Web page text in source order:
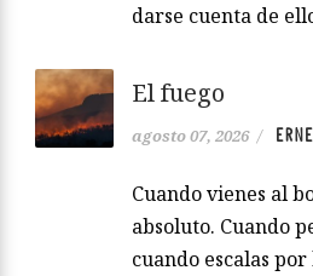
darse cuenta de
El fuego
agosto 07, 2026 /
Cuando vienes al
absoluto. Cuando
cuando escalas